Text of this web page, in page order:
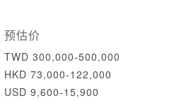
预估价
TWD 300,000-500,000
HKD 73,000-122,000
USD 9,600-15,900